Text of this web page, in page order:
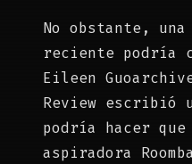
No obstante,
reciente podría
Eileen
Review escribió
podría hacer
aspiradora